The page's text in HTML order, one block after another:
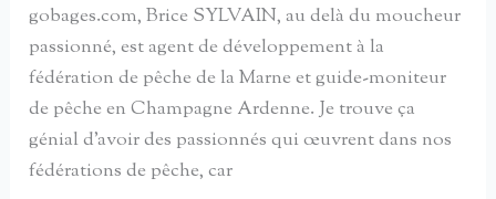
gobages.com, Brice SYLVAIN, au delà du moucheur
passionné, est agent de développement à la
fédération de pêche de la Marne et guide-moniteur
de pêche en Champagne Ardenne. Je trouve ça
génial d’avoir des passionnés qui œuvrent dans nos
fédérations de pêche, car